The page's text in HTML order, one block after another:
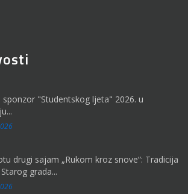
sponzor "Studentskog ljeta" 2026. u
drugi sajam „Rukom kroz snove“: Tradicija
grada...